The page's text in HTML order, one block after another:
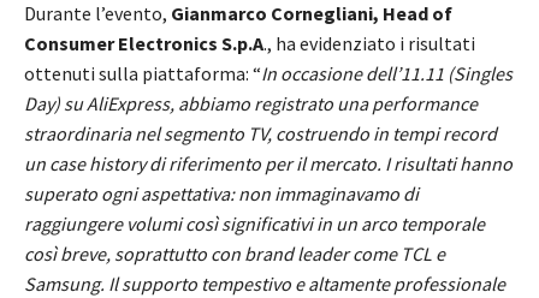
Durante l’evento, Gianmarco Cornegliani, Head of
Consumer Electronics S.p.A., ha evidenziato i risultati
ottenuti sulla piattaforma: “In occasione dell’11.11 (Singles
Day) su AliExpress, abbiamo registrato una performance
straordinaria nel segmento TV, costruendo in tempi record
un case history di riferimento per il mercato. I risultati hanno
superato ogni aspettativa: non immaginavamo di
raggiungere volumi così significativi in un arco temporale
così breve, soprattutto con brand leader come TCL e
Samsung. Il supporto tempestivo e altamente professionale